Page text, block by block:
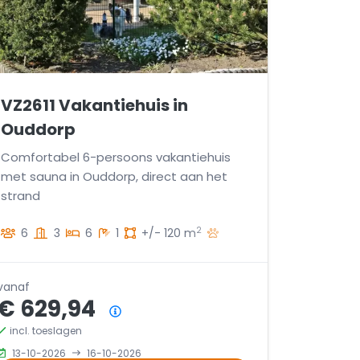
VZ2611 Vakantiehuis in
Ouddorp
Comfortabel 6-persoons vakantiehuis
met sauna in Ouddorp, direct aan het
strand
6 3 6 1 +/- 120 m2
629,94
incl. toeslagen
13-10-2026
16-10-2026